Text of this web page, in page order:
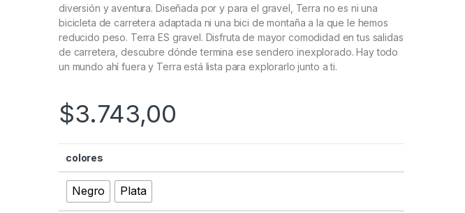
diversión y aventura. Diseñada por y para el gravel, Terra no es ni una
bicicleta de carretera adaptada ni una bici de montaña a la que le hemos
reducido peso. Terra ES gravel. Disfruta de mayor comodidad en tus salidas
de carretera, descubre dónde termina ese sendero inexplorado. Hay todo
un mundo ahí fuera y Terra está lista para explorarlo junto a ti.
$3.743,00
colores
Negro Plata